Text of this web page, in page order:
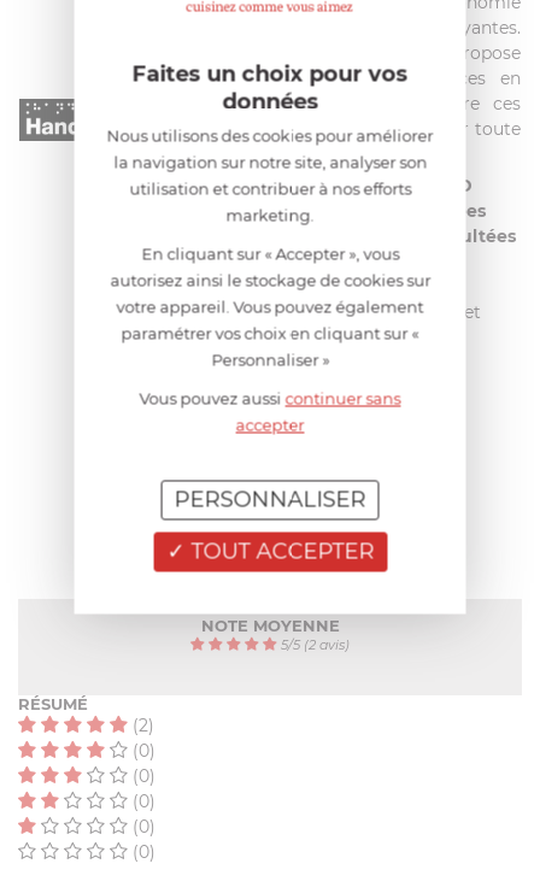
des personnes malvoyantes.
Aujourd'hui avec Smeg, elle propose
notamment l'édition de notices en
braille. Le but étant de rendre ces
produits faciles d'utilisation pour toute
personne déficiente visuelle.
Ces notices, en braille ou sur CD
audio peuvent être commandées
consultées
directement sur le portail
internethandicapzero.org, site
totalement adapté aux aveugles et
malvoyants.
AIDE AU CHOIX
AVIS CLIENT
NOTE MOYENNE
5/5 (2 avis)
RÉSUMÉ
(2)
(0)
(0)
(0)
(0)
(0)
Faites un choix pour vos
données
Nous utilisons des cookies pour améliorer
la navigation sur notre site, analyser son
utilisation et contribuer à nos efforts
marketing.
En cliquant sur « Accepter », vous
autorisez ainsi le stockage de cookies sur
votre appareil. Vous pouvez également
paramétrer vos choix en cliquant sur «
Personnaliser »
Vous pouvez aussicontinuer sans
accepter
TOUT ACCEPTER
PERSONNALISER